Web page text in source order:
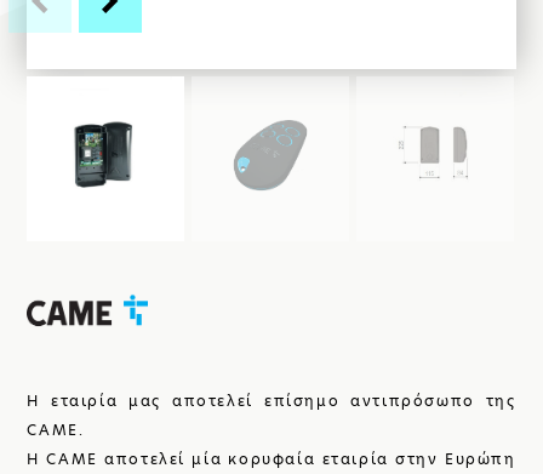
ΓΚΑΡΑΖΟΠΟΡΤΕΣ
Η εταιρία μας αποτελεί επίσημο αντιπρόσωπο της
CAME.
Η CAME αποτελεί μία κορυφαία εταιρία στην Ευρώπη